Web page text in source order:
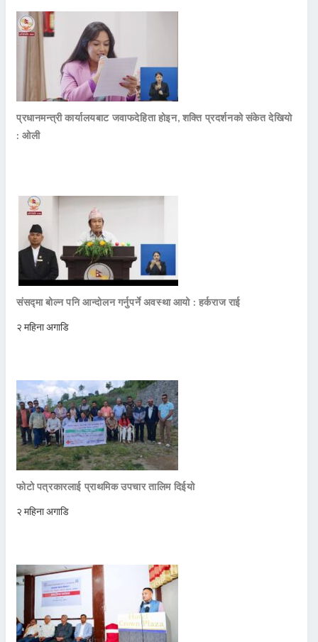
प्रधानमन्त्री कार्यालयबाट जवाफदेहिता होइन, शक्ति प्रदर्शनको संकेत देखियो
: ओली
संसद्मा बोल्न पनि आन्दोलन गर्नुपर्ने अवस्था आयो : हर्कराज राई
२ महिना अगाडि
फोटो पत्रकारलाई प्राथमिक उपचार तालिम दिईयो
२ महिना अगाडि